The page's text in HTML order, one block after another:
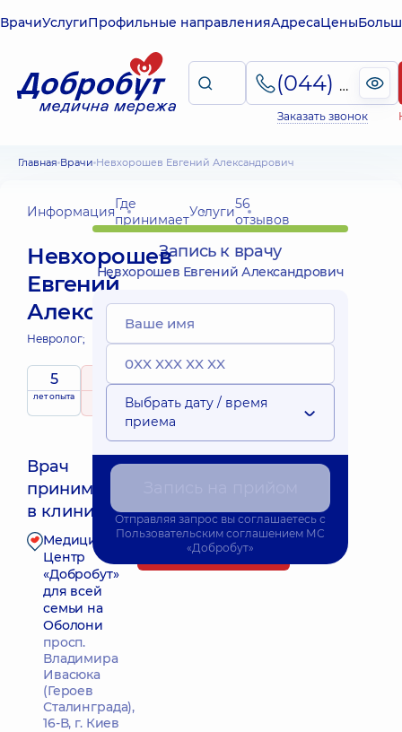
ВрачиУслугиПрофильные направленияАдресаЦены
(044) 495-2-888
Заказать звонок
Главная Врачи Невхорошев Евгений Александрович
ИнформацияГде
принимаетУслуги56
отзывов
Невхорошев
Евгений
Александрович
Невролог;
5
лет опыта
5 / 5
рейтингна основе
56 отзывов
Врач
принимает
в клинике
Медицинский
Центр
«Добробут»
для всей
семьи на
Оболони
просп.
Владимира
Ивасюка
(Героев
Сталинграда),
16-В, г. Киев
Запись к врачу
Запись к врачу
Невхорошев Евгений Александрович
Выбрать дату / время
приема
Отправляя запрос вы соглашаетесь с
Пользовательским соглашением МС
«Добробут»